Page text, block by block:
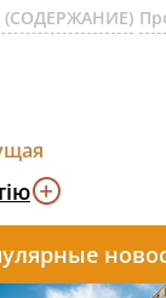
(СОДЕРЖАНИЕ)